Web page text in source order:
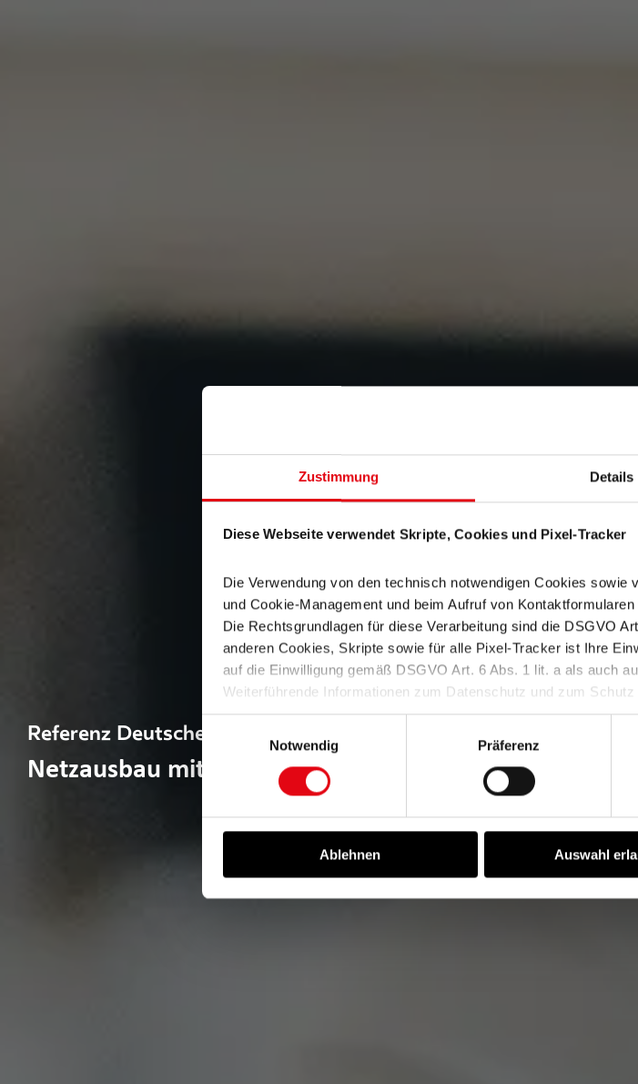
Zustimmung Details
Diese Webseite verwendet Skripte, Cookies und Pixel-Tracker
Die Verwendung von den technisch notwendigen Cookies
und Cookie-Management und beim Aufruf von
Die Rechtsgrundlagen für diese Verarbeitung sind die DSGVO
anderen Cookies, Skripte sowie für alle Pixel-Tracker ist Ihre
auf die Einwilligung gemäß DSGVO Art. 6 Abs. 1 lit. a als auch
Weiterführende Informationen zum Datenschutz und zum
finden Sie in unsererDatenschutzerklärungund in unserem
Notwendig
Präferenz
Ablehnen Auswahl
Referenz Deutsche GigaNetz
Netzausbau mit DWDM und IP aus einer Hand